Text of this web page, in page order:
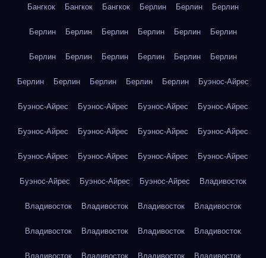
Бангкок Бангкок Бангкок Берлин Берлин Берлин
Берлин Берлин Берлин Берлин Берлин Берлин
Берлин Берлин Берлин Берлин Берлин Берлин
Берлин Берлин Берлин Берлин Берлин Буэнос-Айрес
Буэнос-Айрес Буэнос-Айрес Буэнос-Айрес Буэнос-Айрес
Буэнос-Айрес Буэнос-Айрес Буэнос-Айрес Буэнос-Айрес
Буэнос-Айрес Буэнос-Айрес Буэнос-Айрес Буэнос-Айрес
Буэнос-Айрес Буэнос-Айрес Буэнос-Айрес Владивосток
Владивосток Владивосток Владивосток Владивосток
Владивосток Владивосток Владивосток Владивосток
Владивосток Владивосток Владивосток Владивосток